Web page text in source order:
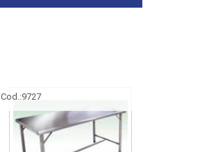
Cod.:9727